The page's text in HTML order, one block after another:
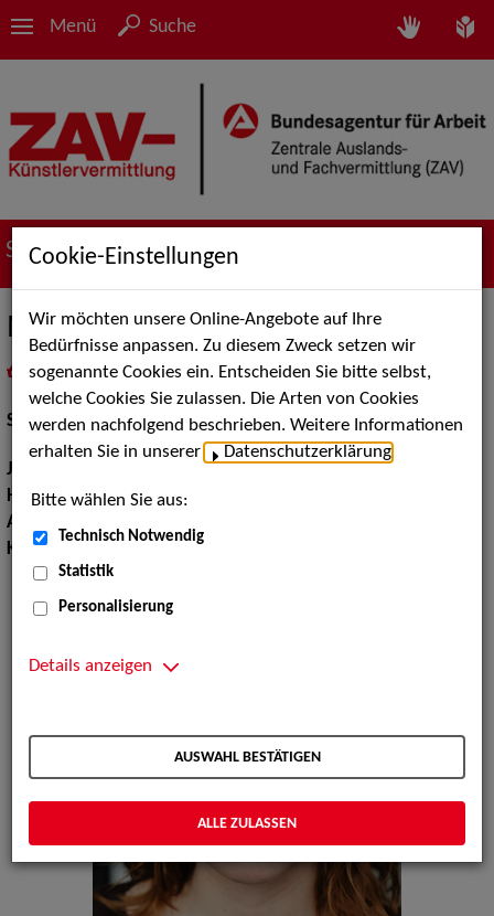
Menü Suche
Suche nach Künstler*innen
Mia Montgomery
als PDF speichern
inMeine Merklistelegen
Schauspiel:Bühne
Jahrgang:
Haarfarbe:rot
Augenfarbe:
Körpergröße:
Cookie-Einstellungen
Wir möchten unsere Online-Angebote auf Ihre
Bedürfnisse anpassen. Zu diesem Zweck setzen wir
sogenannte Cookies ein. Entscheiden Sie bitte selbst,
welche Cookies Sie zulassen. Die Arten von Cookies
werden nachfolgend beschrieben. Weitere Informationen
erhalten Sie in unserer
Datenschutzerklärung
Bitte wählen Sie aus:
Technisch Notwendig
Statistik
Personalisierung
Details anzeigen
AUSWAHL BESTÄTIGEN
ALLE ZULASSEN